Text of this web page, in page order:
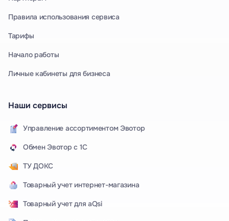
Правила использования сервиса
Тарифы
Начало работы
Личные кабинеты для бизнеса
Наши сервисы
Управление ассортиментом Эвотор
Обмен Эвотор с 1С
ТУ ДОКС
Товарный учет интернет-магазина
Товарный учет для aQsi